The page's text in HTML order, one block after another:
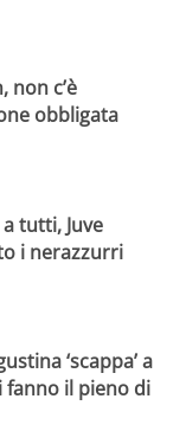
non c’è
obbligata
a tutti, Juve
i nerazzurri
‘scappa’ a
fanno il pieno di